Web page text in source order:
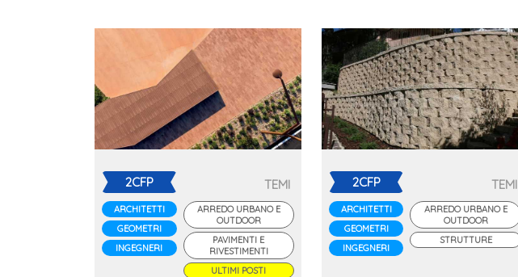
2CFP
ARCHITETTI
GEOMETRI
INGEGNERI
TEMI
ARREDO URBANO E
OUTDOOR
PAVIMENTI E
RIVESTIMENTI
ULTIMI POSTI
2CFP
ARCHITETTI
GEOMETRI
INGEGNERI
TEMI
ARREDO URBANO E
OUTDOOR
STRUTTURE